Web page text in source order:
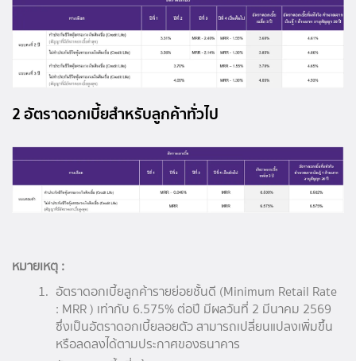
2 อัตราดอกเบี้ยสำหรับลูกค้าทั่วไป
หมายเหตุ :
อัตราดอกเบี้ยลูกค้ารายย่อยชั้นดี (Minimum Retail Rate
: MRR ) เท่ากับ 6.575% ต่อปี มีผลวันที่ 2 มีนาคม 2569
ซึ่งเป็นอัตราดอกเบี้ยลอยตัว สามารถเปลี่ยนแปลงเพิ่มขึ้น
หรือลดลงได้ตามประกาศของธนาคาร